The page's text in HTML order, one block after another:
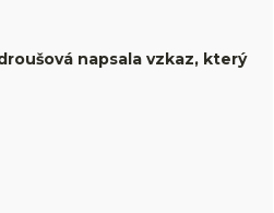
napsala vzkaz, který